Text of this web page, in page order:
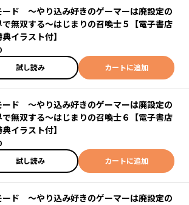
ード ～やり込み好きのゲーマーは廃設定の
で無双する～はじまりの召喚士５【電子書店
イラスト付】
試し読み
カートに追加
ード ～やり込み好きのゲーマーは廃設定の
で無双する～はじまりの召喚士６【電子書店
イラスト付】
試し読み
カートに追加
ード ～やり込み好きのゲーマーは廃設定の